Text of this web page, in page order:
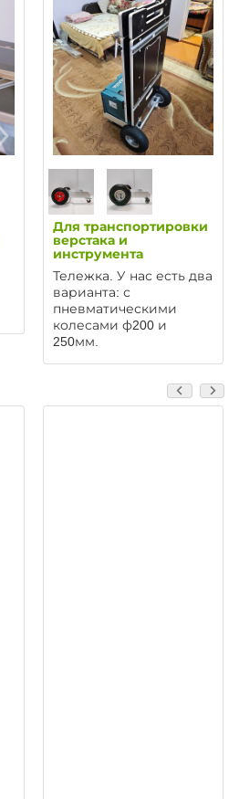
Для транспортировки
верстака и
инструмента
Тележка. У нас есть два
варианта: с
пневматическими
колесами ф200 и
250мм.